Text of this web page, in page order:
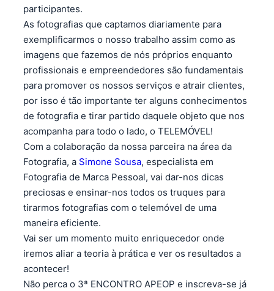
participantes.
As fotografias que captamos diariamente para
exemplificarmos o nosso trabalho assim como as
imagens que fazemos de nós próprios enquanto
profissionais e empreendedores são fundamentais
para promover os nossos serviços e atrair clientes,
por isso é tão importante ter alguns conhecimentos
de fotografia e tirar partido daquele objeto que nos
acompanha para todo o lado, o TELEMÓVEL!
Com a colaboração da nossa parceira na área da
Fotografia, a Simone Sousa, especialista em
Fotografia de Marca Pessoal, vai dar-nos dicas
preciosas e ensinar-nos todos os truques para
tirarmos fotografias com o telemóvel de uma
maneira eficiente.
Vai ser um momento muito enriquecedor onde
iremos aliar a teoria à prática e ver os resultados a
acontecer!
Não perca o 3ª ENCONTRO APEOP e inscreva-se já